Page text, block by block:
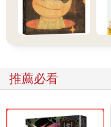
推薦必看